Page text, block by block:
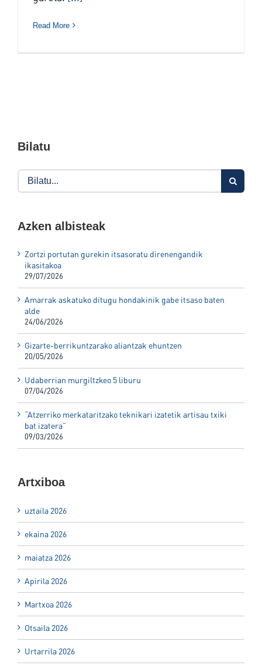
Read More
Bilatu
Search
for:
Azken albisteak
Zortzi portutan gurekin itsasoratu direnengandik
ikasitakoa
29/07/2026
Amarrak askatuko ditugu hondakinik gabe itsaso baten
alde
24/06/2026
Gizarte-berrikuntzarako aliantzak ehuntzen
20/05/2026
Udaberrian murgiltzkeo 5 liburu
07/04/2026
“Atzerriko merkataritzako teknikari izatetik artisau txiki
bat izatera”
09/03/2026
Artxiboa
uztaila 2026
ekaina 2026
maiatza 2026
Apirila 2026
Martxoa 2026
Otsaila 2026
Urtarrila 2026